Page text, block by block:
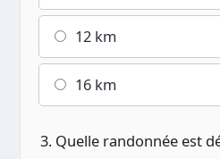
12 km
16 km
3. Quelle randonnée est